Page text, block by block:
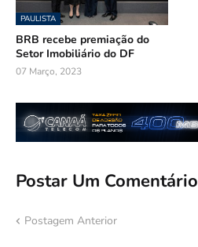
PAULISTA
BRB recebe premiação do
Setor Imobiliário do DF
07 Março, 2023
Postar Um Comentário
Postagem Anterior